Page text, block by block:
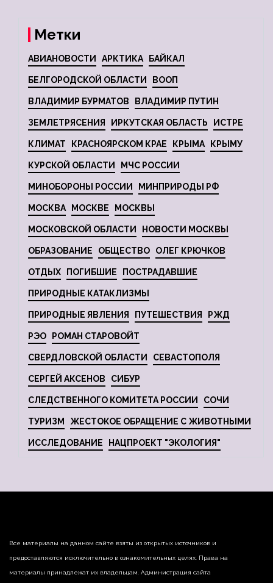
Метки
АВИАНОВОСТИ АРКТИКА БАЙКАЛ
БЕЛГОРОДСКОЙ ОБЛАСТИ ВООП
ВЛАДИМИР БУРМАТОВ ВЛАДИМИР ПУТИН
ЗЕМЛЕТРЯСЕНИЯ ИРКУТСКАЯ ОБЛАСТЬ ИСТРЕ
КЛИМАТ КРАСНОЯРСКОМ КРАЕ КРЫМА КРЫМУ
КУРСКОЙ ОБЛАСТИ МЧС РОССИИ
МИНОБОРОНЫ РОССИИ МИНПРИРОДЫ РФ
МОСКВА МОСКВЕ МОСКВЫ
МОСКОВСКОЙ ОБЛАСТИ НОВОСТИ МОСКВЫ
ОБРАЗОВАНИЕ ОБЩЕСТВО ОЛЕГ КРЮЧКОВ
ОТДЫХ ПОГИБШИЕ ПОСТРАДАВШИЕ
ПРИРОДНЫЕ КАТАКЛИЗМЫ
ПРИРОДНЫЕ ЯВЛЕНИЯ ПУТЕШЕСТВИЯ РЖД
РЭО РОМАН СТАРОВОЙТ
СВЕРДЛОВСКОЙ ОБЛАСТИ СЕВАСТОПОЛЯ
СЕРГЕЙ АКСЕНОВ СИБУР
СЛЕДСТВЕННОГО КОМИТЕТА РОССИИ СОЧИ
ТУРИЗМ ЖЕСТОКОЕ ОБРАЩЕНИЕ С ЖИВОТНЫМИ
ИССЛЕДОВАНИЕ НАЦПРОЕКТ "ЭКОЛОГИЯ"
Все материалы на данном сайте взяты из открытых источников и
предоставляются исключительно в ознакомительных целях. Права на
материалы принадлежат их владельцам. Администрация сайта